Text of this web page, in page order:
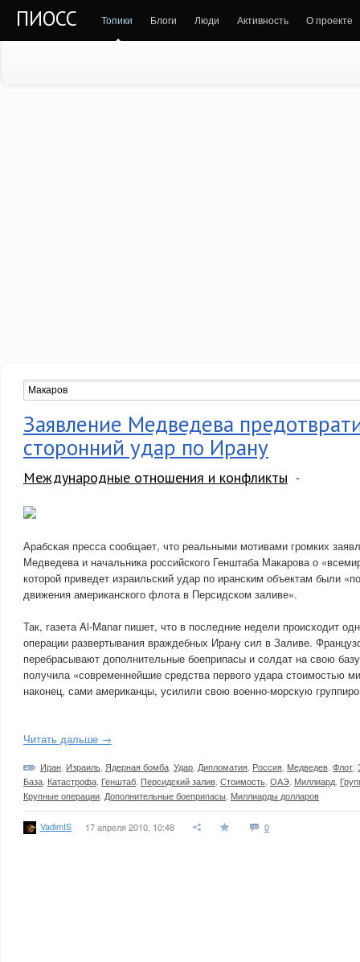
ПИОСС Топики Блоги Люди Активность О проекте
Заявление Медведева
сторонний удар по Ирану
Международные отношения и конфликты
Арабская пресса сообщает, что реальными мотивами громких
Медведева и начальника российского Генштаба Макарова о
которой приведет израильский удар по иранским объектам были
движения американского флота в Персидском заливе».
Так, газета Al-Manar пишет, что в последние недели происходит
операции развертывания враждебных Ирану сил в Заливе.
перебрасывают дополнительные боеприпасы и солдат на свою
получила «современнейшие средства первого удара стоимостью
наконец, сами американцы, усилили свою военно-морскую
Читать дальше →
Иран Израиль Ядерная бомба Удар Дипломатия Россия Медведев Флот
База Катастрофа Генштаб Персидский залив Стоимость ОАЭ Миллиард
Крупные операции Дополнительные боеприпасы Миллиарды долларов
VadimIS 17 апреля 2010, 10:48 0